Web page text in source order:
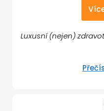
Luxusní (nejen)